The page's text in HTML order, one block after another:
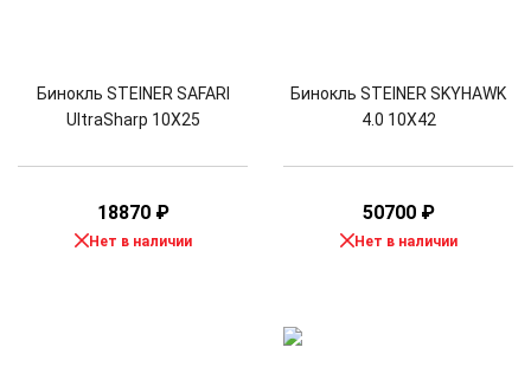
Бинокль STEINER SAFARI
UltraSharp 10X25
18870 ₽
Нет в наличии
Бинокль STEINER SKYHAWK
4.0 10X42
50700 ₽
Нет в наличии